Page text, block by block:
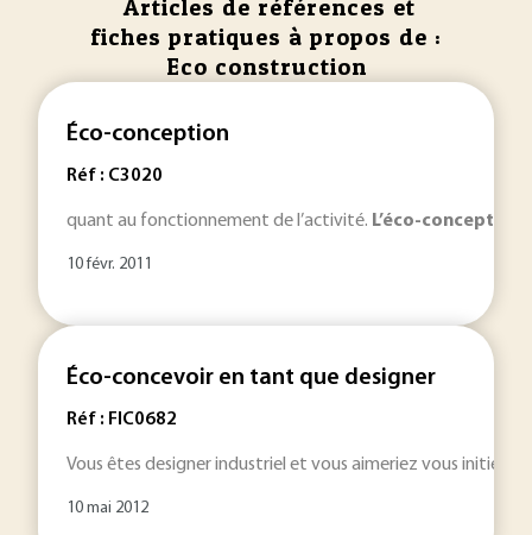
Articles de références et
fiches pratiques à propos de :
Eco construction
Éco-conception
Réf : C3020
quant au fonctionnement de l’activité. L’éco-conception
10 févr. 2011
Éco-concevoir en tant que designer
Réf : FIC0682
Vous êtes designer industriel et vous aimeriez vous initier à
10 mai 2012